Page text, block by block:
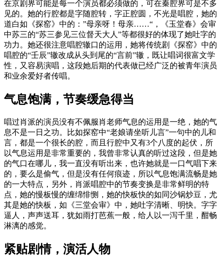
在京剧界可能是每一个演员都必须做的，可在秦腔界可是不多
见的。她的行腔都是字随腔转，字正腔圆，不光是唱腔，她的
道白如《探窑》中的：”母亲呀！母亲……“，《玉堂春》会审
中苏三的“苏三参见三位督天大人”等都很好的体现了她吐字的
功力。她还很注意唱腔辙口的运用，她将传统剧《探窑》中的
唱腔的“壬辰”辙改成从头到尾的“言前”辙，既让唱词很富文学
性，又容易演唱，这段她后期的代表做已经广泛的被青年演员
和业余爱好者传唱。
气息饱满，节奏缓急得当
唱过肖派的演员没有不佩服肖老师气息的运用是一绝，她的气
息不是一日之功。比如探窑中“老娘请坐听儿言”一句中的儿和
言，都是一个很长的腔，而且行腔中又有3个八度的起伏，所
以气息运用是非常重要的，我曾非常认真的听过这段，但是她
的气口在哪儿，我一直没有听出来，也许她就是一口气唱下来
的，要么是偷气，但是没有任何痕迹，所以气息饱满流畅是她
的一大特点，另外，肖派唱腔中的节奏变换是非常鲜明的特
点，她的慢板慢的缠绵悱恻，她的快板快的如同沙锅炒豆，尤
其是她的快板，如《三堂会审》中，她吐字清晰、明快。字字
逼人，声声送耳，犹如雨打芭蕉一般，给人以一泻千里，酣畅
淋漓的感觉。
紧贴剧情，演活人物